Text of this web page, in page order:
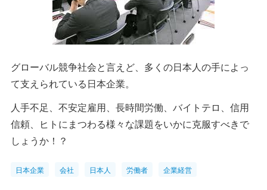
グローバル競争社会と言えど、多くの日本人の手によっ
て支えられている日本企業。
人手不足、不安定雇用、長時間労働、バイトテロ、信用
信頼、ヒトにまつわる様々な課題をいかに克服すべきで
しょうか！？
日本企業 会社 日本人 労働者 企業経営